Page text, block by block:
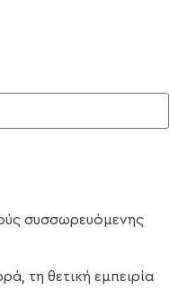
συσσωρευόμενης
τη θετική εμπειρία